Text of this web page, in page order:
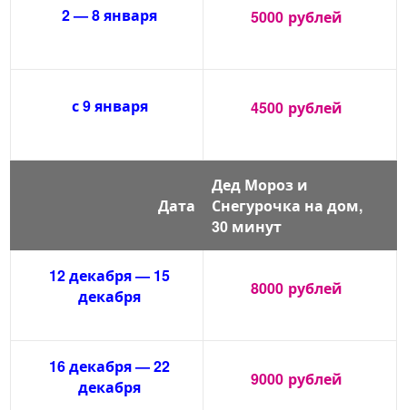
2 — 8 января 5000 рублей
с 9 января 4500 рублей
Дата
Дед Мороз и
Снегурочка на дом,
30 минут
12 декабря — 15
декабря
8000 рублей
16 декабря — 22
декабря
9000 рублей